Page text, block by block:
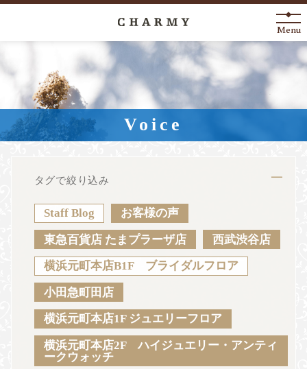
New Arrival
About
Engagement Ring
Anniversary
News Blog
Sustainability Voice Catalog
Menu
Voice
タグで絞り込み
Staff Blog お客様の声
東急百貨店 たまプラーザ店 西武渋谷店
横浜元町本店B1F ブライダルフロア
小田急町田店
横浜元町本店1F ジュエリーフロア
横浜元町本店2F ハイジュエリー・アンティ
ークウォッチ